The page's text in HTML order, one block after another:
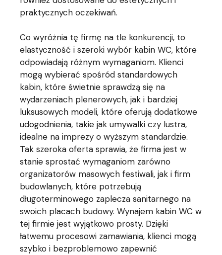
praktycznych oczekiwań.
Co wyróżnia tę firmę na tle konkurencji, to
elastyczność i szeroki wybór kabin WC, które
odpowiadają różnym wymaganiom. Klienci
mogą wybierać spośród standardowych
kabin, które świetnie sprawdzą się na
wydarzeniach plenerowych, jak i bardziej
luksusowych modeli, które oferują dodatkowe
udogodnienia, takie jak umywalki czy lustra,
idealne na imprezy o wyższym standardzie.
Tak szeroka oferta sprawia, że firma jest w
stanie sprostać wymaganiom zarówno
organizatorów masowych festiwali, jak i firm
budowlanych, które potrzebują
długoterminowego zaplecza sanitarnego na
swoich placach budowy. Wynajem kabin WC w
tej firmie jest wyjątkowo prosty. Dzięki
łatwemu procesowi zamawiania, klienci mogą
szybko i bezproblemowo zapewnić